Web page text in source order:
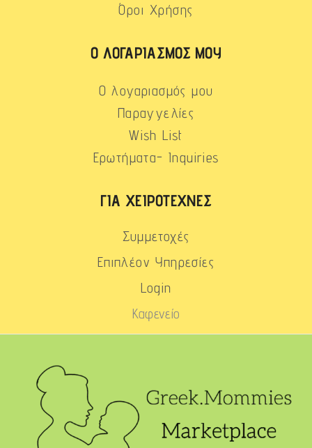
Όροι Χρήσης
Ο ΛΟΓΑΡΙΑΣΜΌΣ ΜΟΥ
Ο λογαριασμός μου
Παραγγελίες
Wish List
Ερωτήματα- Inquiries
ΓΙΑ ΧΕΙΡΟΤΈΧΝΕΣ
Συμμετοχές
Επιπλέον Υπηρεσίες
Login
Καφενείο